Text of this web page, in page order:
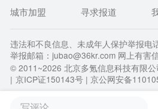
城市加盟
寻求报道
违法和不良信息、未成年人保护举报电
举报邮箱：jubao@36kr.com 网上有害
© 2011~2026 北京多氪信息科技有限
| 京ICP证150143号 | 京公网安备